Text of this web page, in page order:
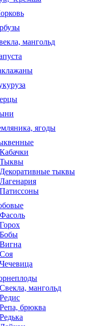
мангольд
ягоды
Кабачки
Тыквы
Декоративные тыквы
Лагенария
Патиссоны
Фасоль
Горох
Бобы
Вигна
Соя
Чечевица
Свекла, мангольд
Редис
Репа, брюква
Редька